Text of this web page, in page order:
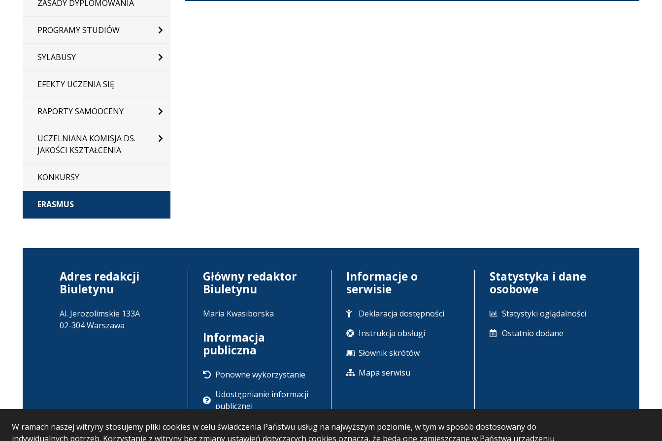
W ramach naszej witryny stosujemy pliki cookies w celu świadczenia Państwu usług na najwyższym poziomie, w tym w sposób dostosowany do
indywidualnych potrzeb. Korzystanie z witryny bez zmiany ustawień dotyczących cookies oznacza, że będą one zamieszczane w Państwa urządzeniu
ZASADY DYPLOMOWANIA
PROGRAMY STUDIÓW
SYLABUSY
EFEKTY UCZENIA SIĘ
RAPORTY SAMOOCENY
UCZELNIANA KOMISJA DS.
JAKOŚCI KSZTAŁCENIA
KONKURSY
ERASMUS
karcie.
Adres redakcji
Biuletynu
Al. Jerozolimskie 133A
02-304 Warszawa
Główny redaktor
Biuletynu
Maria Kwasiborska
Informacja
publiczna
Ponowne wykorzystanie
Udostępnianie informacji
publicznej
Informacje o
serwisie
Deklaracja dostępności
Instrukcja obsługi
Słownik skrótów
Mapa serwisu
Statystyka i dane
osobowe
Statystyki oglądalności
Ostatnio dodane